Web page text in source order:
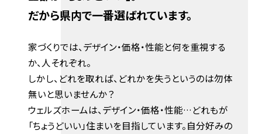
だから県内で一番選ばれています。
家づくりでは、デザイン・価格・性能と何を重視する
か、人それぞれ。
しかし、どれを取れば、どれかを失うというのは勿体
無いと思いませんか？
ウェルズホームは、デザイン・価格・性能…どれもが
「ちょうどいい」住まいを目指しています。自分好みの